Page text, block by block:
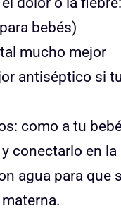
bebés)
mucho mejor
antiséptico si
como a tu
conectarlo en
agua para que